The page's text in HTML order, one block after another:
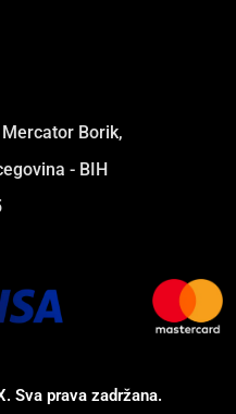
Borik,
- BIH
Sva prava zadržana.